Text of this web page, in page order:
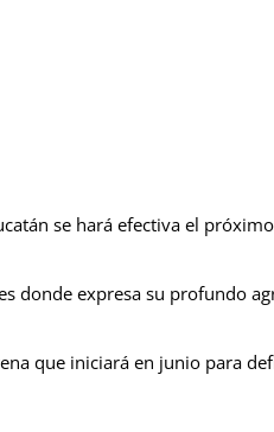
se hará efectiva el
donde expresa su profundo
que iniciará en junio para